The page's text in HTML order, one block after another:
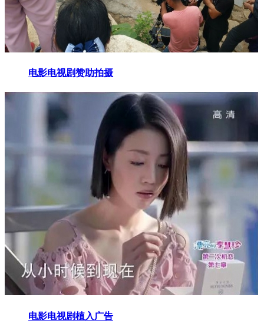
电影电视剧赞助拍摄
电影电视剧植入广告